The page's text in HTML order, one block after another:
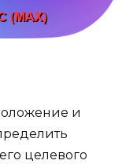
и
целевого